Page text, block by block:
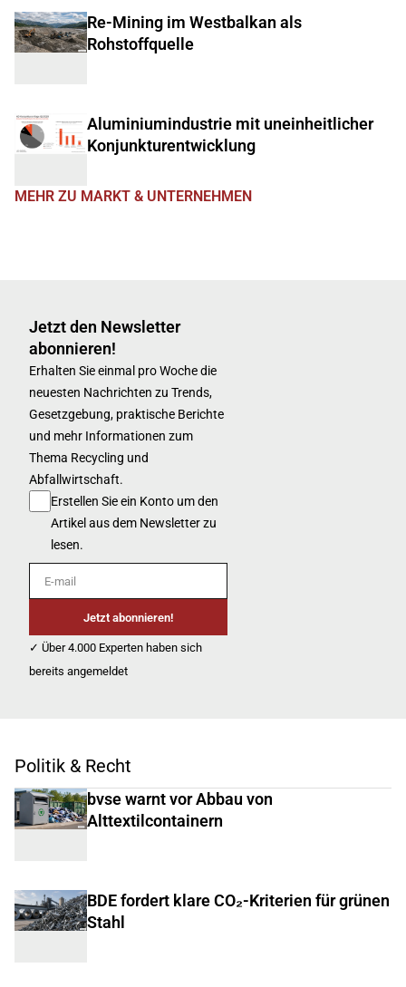
Re-Mining im Westbalkan als
Rohstoffquelle
Aluminiumindustrie mit uneinheitlicher
Konjunkturentwicklung
MEHR ZU MARKT & UNTERNEHMEN
Jetzt den Newsletter
abonnieren!
Erhalten Sie einmal pro Woche die
neuesten Nachrichten zu Trends,
Gesetzgebung, praktische Berichte
und mehr Informationen zum
Thema Recycling und
Abfallwirtschaft.
Erstellen Sie ein Konto um den
Artikel aus dem Newsletter zu
lesen.
E-mail
Jetzt abonnieren!
✓ Über 4.000 Experten haben sich
bereits angemeldet
Politik & Recht
bvse warnt vor Abbau von
Alttextilcontainern
BDE fordert klare CO₂-Kriterien für grünen
Stahl